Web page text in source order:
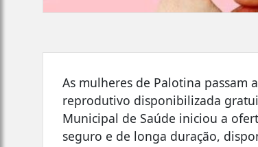
As mulheres de Palotina passam
reprodutivo disponibilizada
Municipal de Saúde iniciou a
seguro e de longa duração,